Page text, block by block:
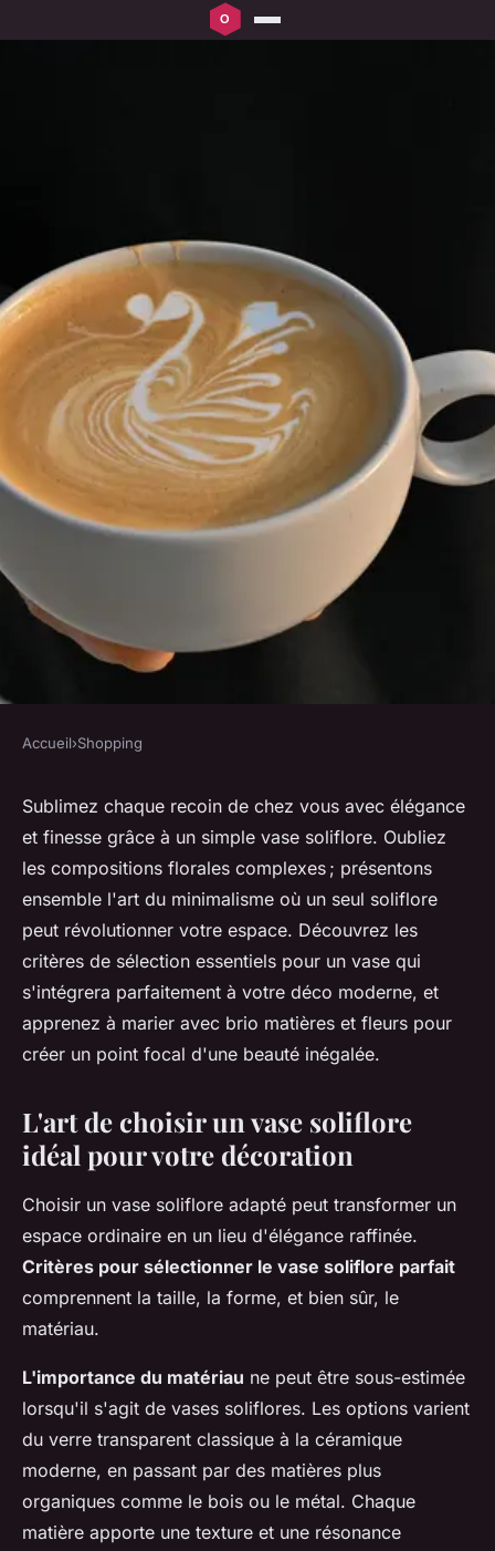
SHOPPING
Conseils de décoration :
comment sublimer votre
intérieur avec un vase soliflore
lucinde•6 mars 2024•3 min de lecture
Accueil›Shopping
Sublimez chaque recoin de chez vous avec élégance
et finesse grâce à un simple vase soliflore. Oubliez
les compositions florales complexes ; présentons
ensemble l'art du minimalisme où un seul soliflore
peut révolutionner votre espace. Découvrez les
critères de sélection essentiels pour un vase qui
s'intégrera parfaitement à votre déco moderne, et
apprenez à marier avec brio matières et fleurs pour
créer un point focal d'une beauté inégalée.
L'art de choisir un vase soliflore
idéal pour votre décoration
Choisir un vase soliflore adapté peut transformer un
espace ordinaire en un lieu d'élégance raffinée.
Critères pour sélectionner le vase soliflore parfait
comprennent la taille, la forme, et bien sûr, le
matériau.
L'importance du matériau ne peut être sous-estimée
lorsqu'il s'agit de vases soliflores. Les options varient
du verre transparent classique à la céramique
moderne, en passant par des matières plus
organiques comme le bois ou le métal. Chaque
matière apporte une texture et une résonance